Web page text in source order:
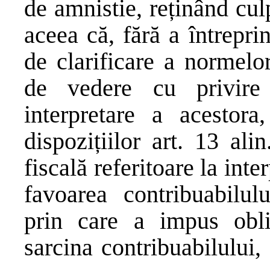
de amnistie, reținând
aceea că, fără a
de clarificare a
de vedere cu
interpretare a
dispozițiilor art. 13
fiscală referitoare la
favoarea
prin care a impus
sarcina